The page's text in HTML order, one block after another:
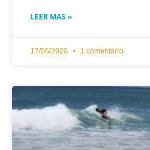
LEER MAS »
17/06/2026 1 comentario